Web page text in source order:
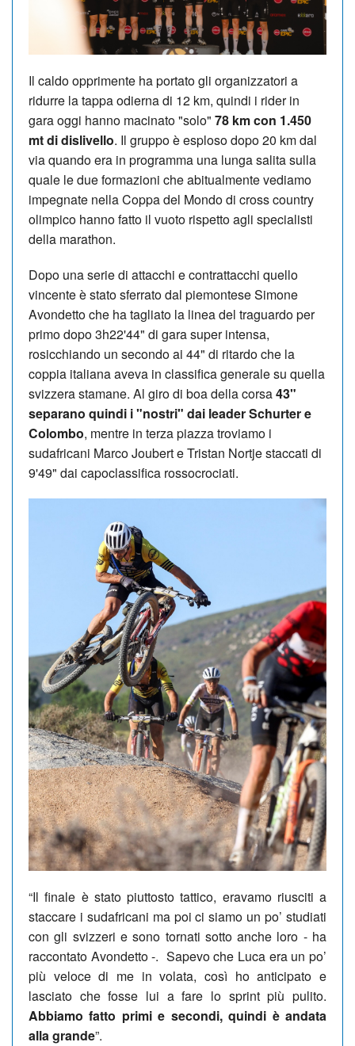
Il caldo opprimente ha portato gli organizzatori a
ridurre la tappa odierna di 12 km, quindi i rider in
gara oggi hanno macinato "solo" 78 km con 1.450
mt di dislivello. Il gruppo è esploso dopo 20 km dal
via quando era in programma una lunga salita sulla
quale le due formazioni che abitualmente vediamo
impegnate nella Coppa del Mondo di cross country
olimpico hanno fatto il vuoto rispetto agli specialisti
della marathon.
Dopo una serie di attacchi e contrattacchi quello
vincente è stato sferrato dal piemontese Simone
Avondetto che ha tagliato la linea del traguardo per
primo dopo 3h22'44" di gara super intensa,
rosicchiando un secondo ai 44" di ritardo che la
coppia italiana aveva in classifica generale su quella
svizzera stamane. Al giro di boa della corsa43"
separano quindi i "nostri" dai leader Schurter e
Colombo, mentre in terza piazza troviamo i
sudafricani Marco Joubert e Tristan Nortje staccati di
9'49" dai capoclassifica rossocrociati.
“Il finale è stato piuttosto tattico, eravamo riusciti a
staccare i sudafricani ma poi ci siamo un po’ studiati
con gli svizzeri e sono tornati sotto anche loro - ha
raccontato Avondetto -. Sapevo che Luca era un po’
più veloce di me in volata, così ho anticipato e
lasciato che fosse lui a fare lo sprint più pulito.
Abbiamo fatto primi e secondi, quindi è andata
alla grande”.